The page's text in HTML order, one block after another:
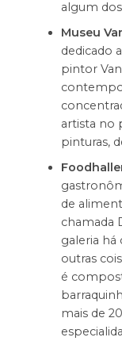
algum
Museu
dedicado
pintor
artista no
pinturas,
de
chamada
galeria há
outras
é
mais de